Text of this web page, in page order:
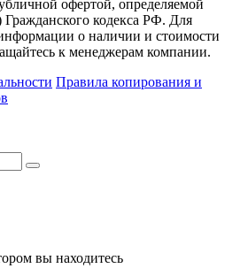
офертой, определяемой
кодекса РФ. Для
о наличии и стоимости
к менеджерам компании.
Правила копирования и
вы находитесь